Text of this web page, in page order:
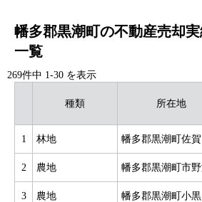
幡多郡黒潮町の不動産売却
一覧
269件中 1-30 を表示
種類 所在地
1 林地 幡多郡黒潮町佐賀
2 農地 幡多郡黒潮町市
3 農地 幡多郡黒潮町小黒